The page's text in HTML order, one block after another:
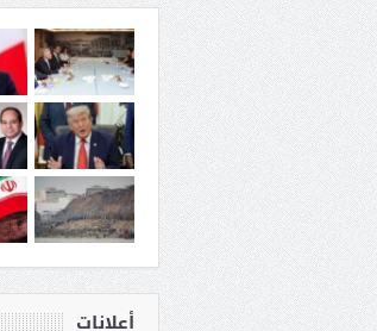
أعلانات